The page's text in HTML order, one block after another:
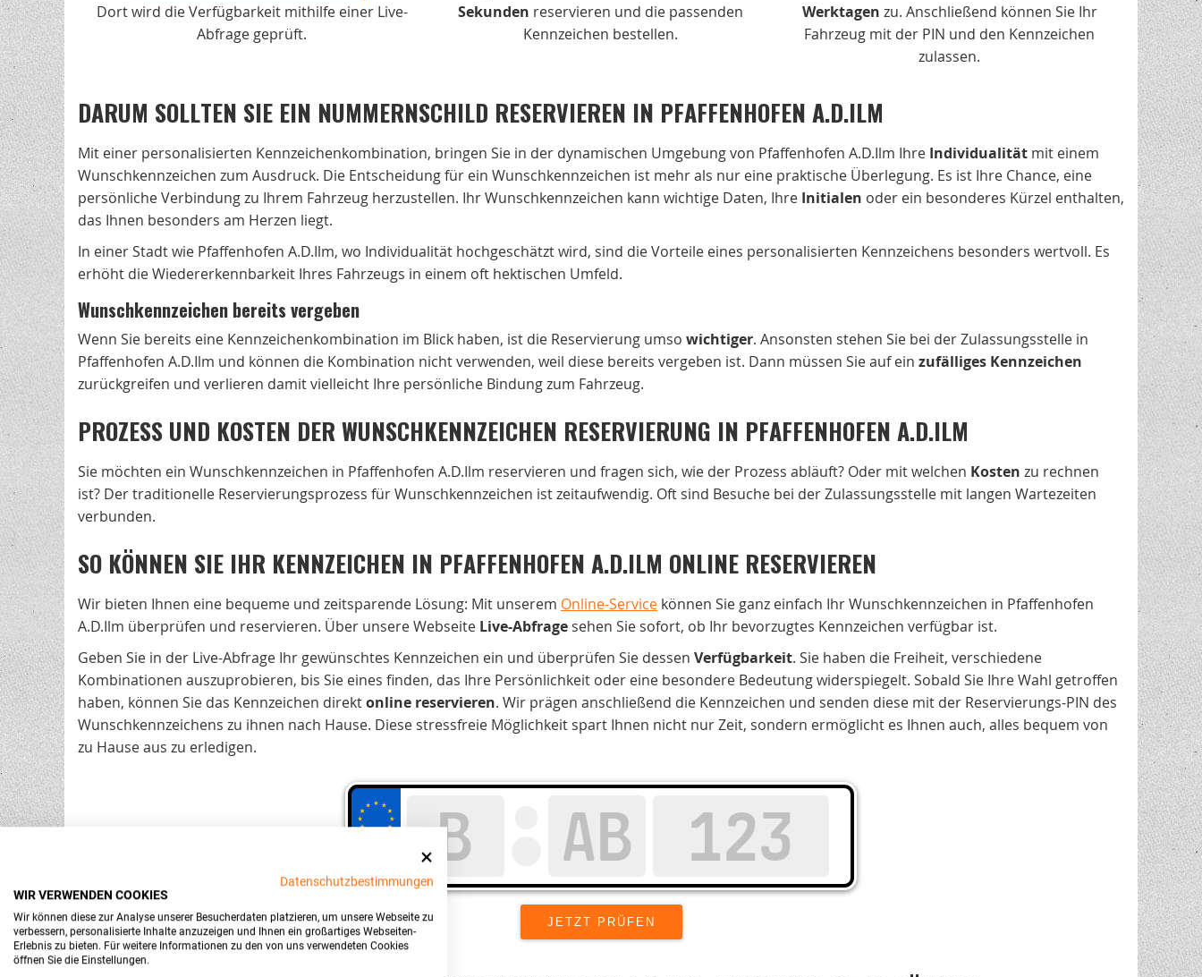
Dort wird die Verfügbarkeit mithilfe einer Live-
Abfrage geprüft.
Sekunden reservieren und die passenden
Kennzeichen bestellen.
Werktagen zu. Anschließend können Sie Ihr
Fahrzeug mit der PIN und den Kennzeichen
zulassen.
DARUM SOLLTEN SIE EIN NUMMERNSCHILD RESERVIEREN IN PFAFFENHOFEN A.D.ILM
Mit einer personalisierten Kennzeichenkombination, bringen Sie in der dynamischen Umgebung von Pfaffenhofen A.D.Ilm Ihre Individualität mit einem
Wunschkennzeichen zum Ausdruck. Die Entscheidung für ein Wunschkennzeichen ist mehr als nur eine praktische Überlegung. Es ist Ihre Chance, eine
persönliche Verbindung zu Ihrem Fahrzeug herzustellen. Ihr Wunschkennzeichen kann wichtige Daten, Ihre Initialen oder ein besonderes Kürzel enthalten,
das Ihnen besonders am Herzen liegt.
In einer Stadt wie Pfaffenhofen A.D.Ilm, wo Individualität hochgeschätzt wird, sind die Vorteile eines personalisierten Kennzeichens besonders wertvoll. Es
erhöht die Wiedererkennbarkeit Ihres Fahrzeugs in einem oft hektischen Umfeld.
Wunschkennzeichen bereits vergeben
Wenn Sie bereits eine Kennzeichenkombination im Blick haben, ist die Reservierung umso wichtiger. Ansonsten stehen Sie bei der Zulassungsstelle in
Pfaffenhofen A.D.Ilm und können die Kombination nicht verwenden, weil diese bereits vergeben ist. Dann müssen Sie auf ein zufälliges Kennzeichen
zurückgreifen und verlieren damit vielleicht Ihre persönliche Bindung zum Fahrzeug.
PROZESS UND KOSTEN DER WUNSCHKENNZEICHEN RESERVIERUNG IN PFAFFENHOFEN A.D.ILM
Sie möchten ein Wunschkennzeichen in Pfaffenhofen A.D.Ilm reservieren und fragen sich, wie der Prozess abläuft? Oder mit welchen Kosten zu rechnen
ist? Der traditionelle Reservierungsprozess für Wunschkennzeichen ist zeitaufwendig. Oft sind Besuche bei der Zulassungsstelle mit langen Wartezeiten
verbunden.
SO KÖNNEN SIE IHR KENNZEICHEN IN PFAFFENHOFEN A.D.ILM ONLINE RESERVIEREN
Wir bieten Ihnen eine bequeme und zeitsparende Lösung: Mit unserem Online-Service können Sie ganz einfach Ihr Wunschkennzeichen in Pfaffenhofen
A.D.Ilm überprüfen und reservieren. Über unsere Webseite Live-Abfrage sehen Sie sofort, ob Ihr bevorzugtes Kennzeichen verfügbar ist.
Geben Sie in der Live-Abfrage Ihr gewünschtes Kennzeichen ein und überprüfen Sie dessen Verfügbarkeit. Sie haben die Freiheit, verschiedene
Kombinationen auszuprobieren, bis Sie eines finden, das Ihre Persönlichkeit oder eine besondere Bedeutung widerspiegelt. Sobald Sie Ihre Wahl getroffen
haben, können Sie das Kennzeichen direktonline reservieren. Wir prägen anschließend die Kennzeichen und senden diese mit der Reservierungs-PIN des
Wunschkennzeichens zu ihnen nach Hause. Diese stressfreie Möglichkeit spart Ihnen nicht nur Zeit, sondern ermöglicht es Ihnen auch, alles bequem von
zu Hause aus zu erledigen.
Datenschutzbestimmungen
WIR VERWENDEN COOKIES
Wir können diese zur Analyse unserer Besucherdaten platzieren, um unsere Webseite zu
verbessern, personalisierte Inhalte anzuzeigen und Ihnen ein großartiges Webseiten-
Erlebnis zu bieten. Für weitere Informationen zu den von uns verwendeten Cookies
öffnen Sie die Einstellungen.